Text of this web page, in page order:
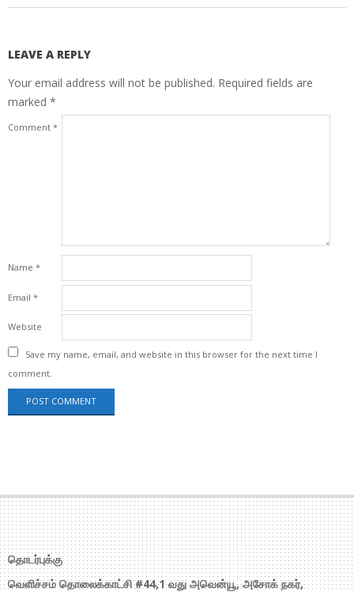
LEAVE A REPLY
Your email address will not be published. Required fields are
marked *
Comment *
Name *
Email *
Website
Save my name, email, and website in this browser for the next time I
comment.
தொடர்புக்கு
வெளிச்சம் தொலைக்காட்சி #44,1 வது அவென்யூ, அசோக் நகர்,